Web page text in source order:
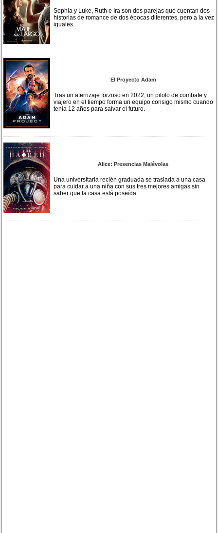
Sophia y Luke, Ruth e Ira son dos parejas que cuentan dos
historias de romance de dos épocas diferentes, pero a la vez
iguales.
El Proyecto Adam
Tras un aterrizaje forzoso en 2022, un piloto de combate y
viajero en el tiempo forma un equipo consigo mismo cuando
tenía 12 años para salvar el futuro.
Alice: Presencias Malévolas
Una universitaria recién graduada se traslada a una casa
para cuidar a una niña con sus tres mejores amigas sin
saber que la casa está poseída.